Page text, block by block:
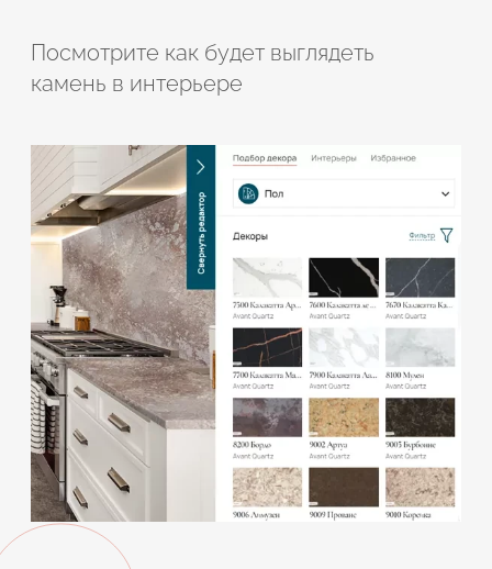
Посмотрите как будет выглядеть
камень в интерьере